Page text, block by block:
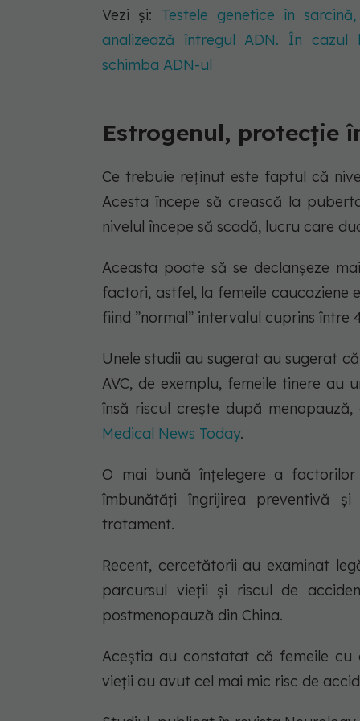
Vezi și: Testele genetice în
analizează întregul ADN. În
schimba ADN-ul
Estrogenul, protecție
Ce trebuie reținut este faptul că
Acesta începe să crească la
nivelul începe să scadă, lucru care
Aceasta poate să se declanșeze
factori, astfel, la femeile caucaziene
fiind ”normal” intervalul cuprins între
Unele studii au sugerat au sugerat
AVC, de exemplu, femeile tinere
însă riscul crește după
Medical News Today.
O mai bună înțelegere a
îmbunătăți îngrijirea preventivă
tratament.
Recent, cercetătorii au examinat
parcursul vieții și riscul de
postmenopauză din China.
Aceștia au constatat că femeile cu
vieții au avut cel mai mic risc de